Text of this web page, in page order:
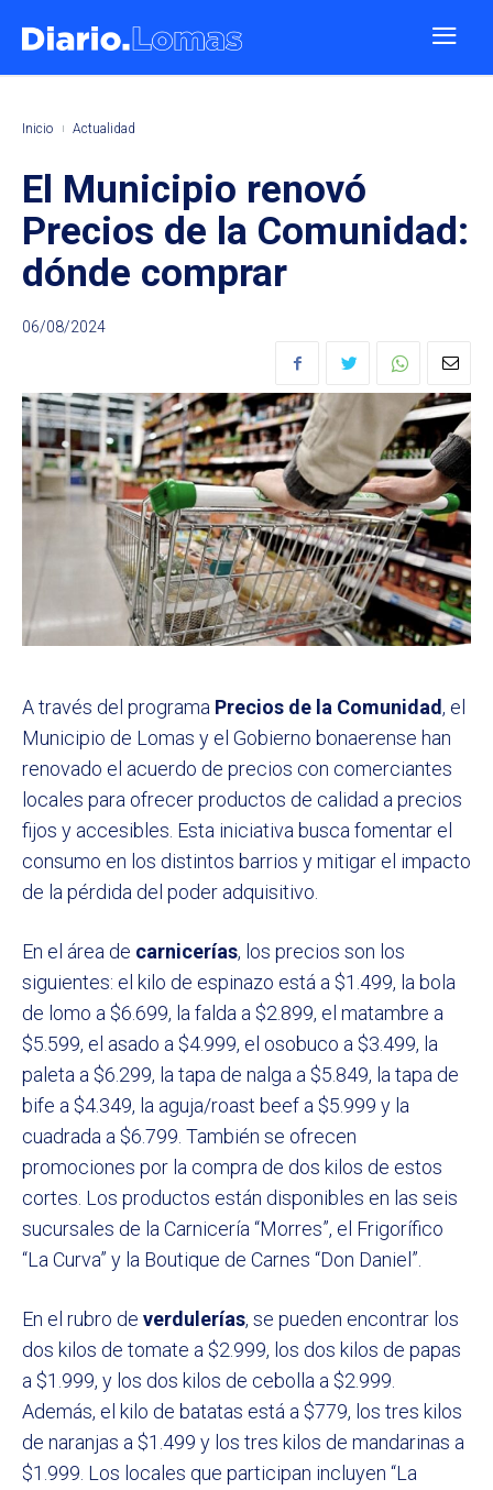
Inicio Actualidad
El Municipio renovó
Precios de la Comunidad:
dónde comprar
06/08/2024
A través del programa Precios de la Comunidad, el
Municipio de Lomas y el Gobierno bonaerense han
renovado el acuerdo de precios con comerciantes
locales para ofrecer productos de calidad a precios
fijos y accesibles. Esta iniciativa busca fomentar el
consumo en los distintos barrios y mitigar el impacto
de la pérdida del poder adquisitivo.
En el área de carnicerías, los precios son los
siguientes: el kilo de espinazo está a $1.499, la bola
de lomo a $6.699, la falda a $2.899, el matambre a
$5.599, el asado a $4.999, el osobuco a $3.499, la
paleta a $6.299, la tapa de nalga a $5.849, la tapa de
bife a $4.349, la aguja/roast beef a $5.999 y la
cuadrada a $6.799. También se ofrecen
promociones por la compra de dos kilos de estos
cortes. Los productos están disponibles en las seis
sucursales de la Carnicería “Morres”, el Frigorífico
“La Curva” y la Boutique de Carnes “Don Daniel”.
En el rubro de verdulerías, se pueden encontrar los
dos kilos de tomate a $2.999, los dos kilos de papas
a $1.999, y los dos kilos de cebolla a $2.999.
Además, el kilo de batatas está a $779, los tres kilos
de naranjas a $1.499 y los tres kilos de mandarinas a
$1.999. Los locales que participan incluyen “La